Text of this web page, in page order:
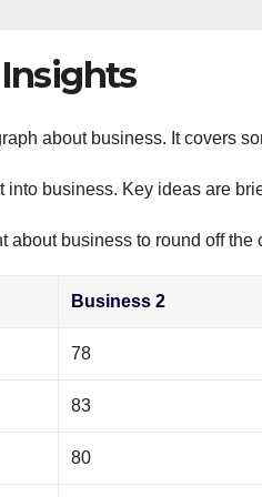
about business. It covers
into business. Key ideas are
about business to round off the
Business 2
78
83
80